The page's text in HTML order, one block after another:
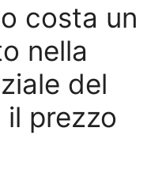
costa un
nella
del
prezzo